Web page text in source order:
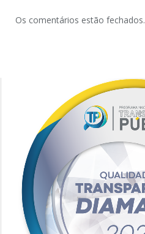
Os comentários estão fechados.